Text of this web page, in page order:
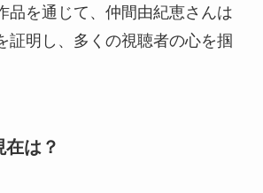
品を通じて、仲間由紀恵さんは
証明し、多くの視聴者の心を掴
は？